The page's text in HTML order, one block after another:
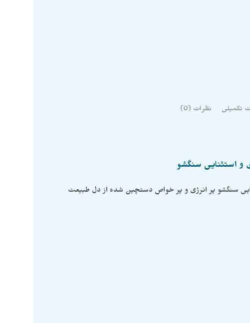
تکمیلی نظرات (0)
و استثنایی سنگشو
سنگشو پر انرژی و پر خواص دستچین شده از دل طبیعت